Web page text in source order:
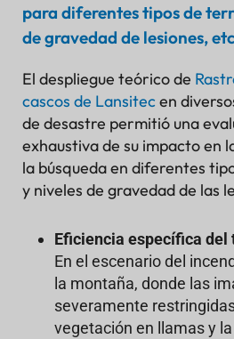
para diferentes tipos de
de gravedad de lesiones,
El despliegue teórico de
cascos de Lansitecen
de desastre permitió una
exhaustiva de su impacto en
la búsqueda en diferentes
y niveles de gravedad de las
Eficiencia específica del
En el escenario del
la montaña, donde las
severamente
vegetación en llamas y